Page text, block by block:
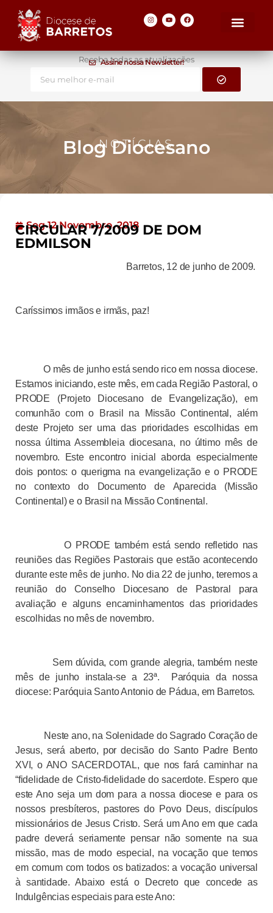
Assine nossa Newsletter!
Receba todas as atualizações
NOTÍCIAS
Blog Diocesano
Seg 12 Novembro, 2018
CIRCULAR 7/2009 DE DOM
EDMILSON
Barretos, 12 de junho de 2009.
Caríssimos irmãos e irmãs, paz!
O mês de junho está sendo rico em nossa diocese.
Estamos iniciando, este mês, em cada Região Pastoral, o
PRODE (Projeto Diocesano de Evangelização), em
comunhão com o Brasil na Missão Continental, além
deste Projeto ser uma das prioridades escolhidas em
nossa última Assembleia diocesana, no último mês de
novembro. Este encontro inicial aborda especialmente
dois pontos: o querigma na evangelização e o PRODE
no contexto do Documento de Aparecida (Missão
Continental) e o Brasil na Missão Continental.
O PRODE também está sendo refletido nas
reuniões das Regiões Pastorais que estão acontecendo
durante este mês de junho. No dia 22 de junho, teremos a
reunião do Conselho Diocesano de Pastoral para
avaliação e alguns encaminhamentos das prioridades
escolhidas no mês de novembro.
Sem dúvida, com grande alegria, também neste
mês de junho instala-se a 23ª.
Paróquia da nossa
diocese: Paróquia Santo Antonio de Pádua, em Barretos.
Neste ano, na Solenidade do Sagrado Coração de
Jesus, será aberto, por decisão do Santo Padre Bento
XVI, o ANO SACERDOTAL, que nos fará caminhar na
“fidelidade de Cristo-fidelidade do sacerdote. Espero que
este Ano seja um dom para a nossa diocese e para os
nossos presbíteros, pastores do Povo Deus, discípulos
missionários de Jesus Cristo. Será um Ano em que cada
padre deverá seriamente pensar não somente na sua
missão, mas de modo especial, na vocação que temos
em comum com todos os batizados: a vocação universal
à santidade. Abaixo está o Decreto que concede as
Indulgências especiais para este Ano: